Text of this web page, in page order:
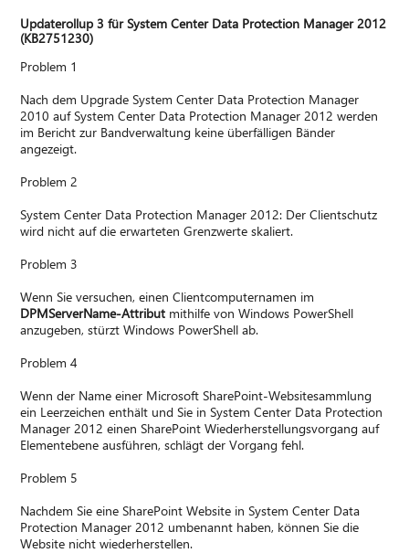
Updaterollup 3 für System Center Data Protection Manager 2012
(KB2751230)
Problem 1
Nach dem Upgrade System Center Data Protection Manager
2010 auf System Center Data Protection Manager 2012 werden
im Bericht zur Bandverwaltung keine überfälligen Bänder
angezeigt.
Problem 2
System Center Data Protection Manager 2012: Der Clientschutz
wird nicht auf die erwarteten Grenzwerte skaliert.
Problem 3
Wenn Sie versuchen, einen Clientcomputernamen im
DPMServerName-Attribut mithilfe von Windows PowerShell
anzugeben, stürzt Windows PowerShell ab.
Problem 4
Wenn der Name einer Microsoft SharePoint-Websitesammlung
ein Leerzeichen enthält und Sie in System Center Data Protection
Manager 2012 einen SharePoint Wiederherstellungsvorgang auf
Elementebene ausführen, schlägt der Vorgang fehl.
Problem 5
Nachdem Sie eine SharePoint Website in System Center Data
Protection Manager 2012 umbenannt haben, können Sie die
Website nicht wiederherstellen.